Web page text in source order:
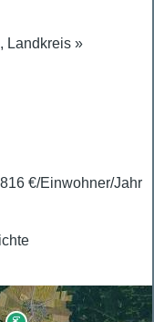
Landkreis »
€/Einwohner/Jahr